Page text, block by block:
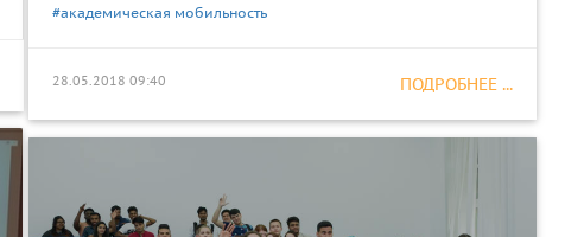
#академическая мобильность
ПОДРОБНЕЕ ...
28.05.2018 09:40